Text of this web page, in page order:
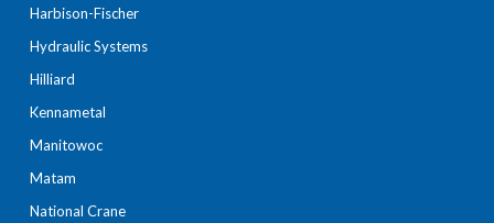
Harbison-Fischer
Hydraulic Systems
Hilliard
Kennametal
Manitowoc
Matam
National Crane